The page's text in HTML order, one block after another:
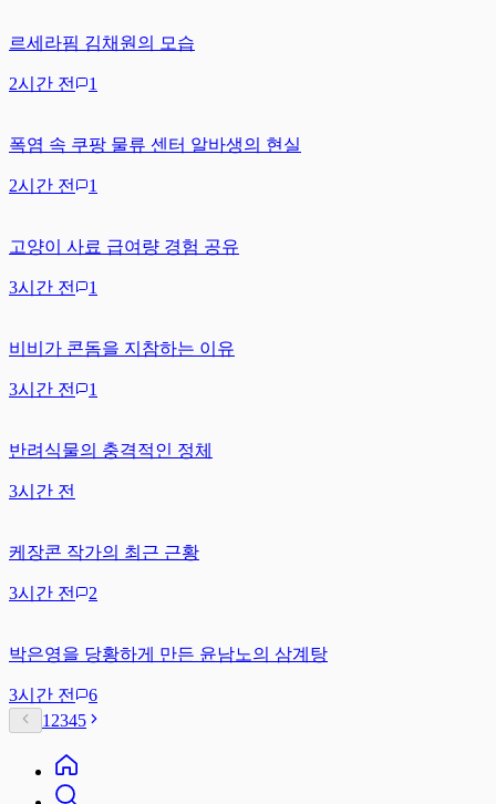
르세라핌 김채원의 모습
2시간 전 1
폭염 속 쿠팡 물류 센터 알바생의 현실
2시간 전 1
고양이 사료 급여량 경험 공유
3시간 전 1
비비가 콘돔을 지참하는 이유
3시간 전 1
반려식물의 충격적인 정체
3시간 전
케장콘 작가의 최근 근황
3시간 전 2
박은영을 당황하게 만든 윤남노의 삼계탕
3시간 전
6
1 2345